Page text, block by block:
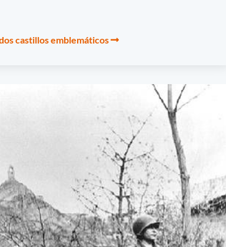
castillos emblemáticos